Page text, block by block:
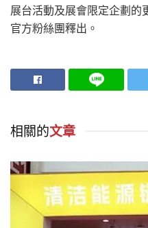
展台活動及展會限定企劃的
官方粉絲團釋出。
相關的文章